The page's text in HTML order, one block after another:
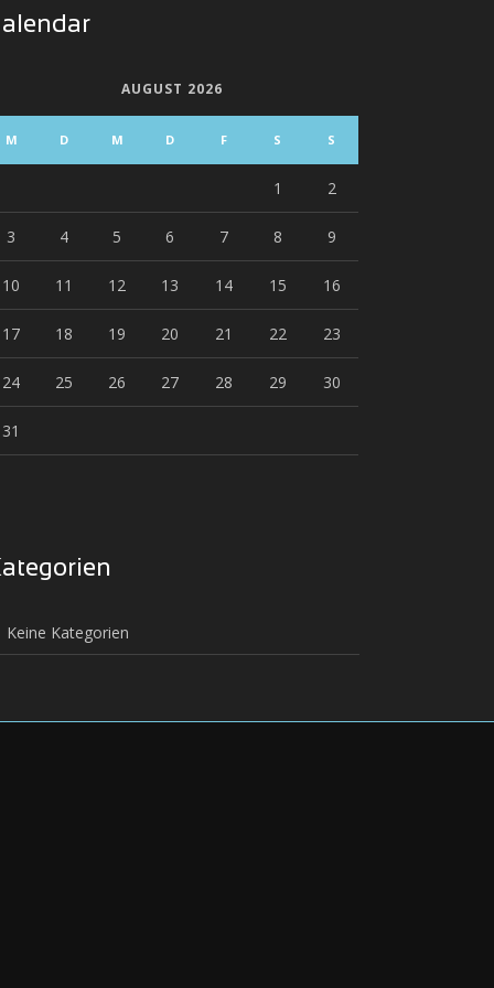
AUGUST 2026
M D M D F S S
1 2
3 4 5 6 7 8 9
10 11 12 13 14 15 16
17 18 19 20 21 22 23
24 25 26 27 28 29 30
31
Keine Kategorien